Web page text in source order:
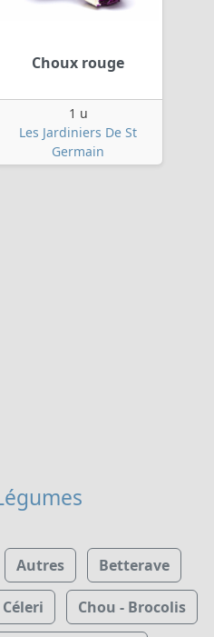
Choux rouge
1 u
Les Jardiniers De St
Germain
Autres Betterave
Céleri Chou - Brocolis